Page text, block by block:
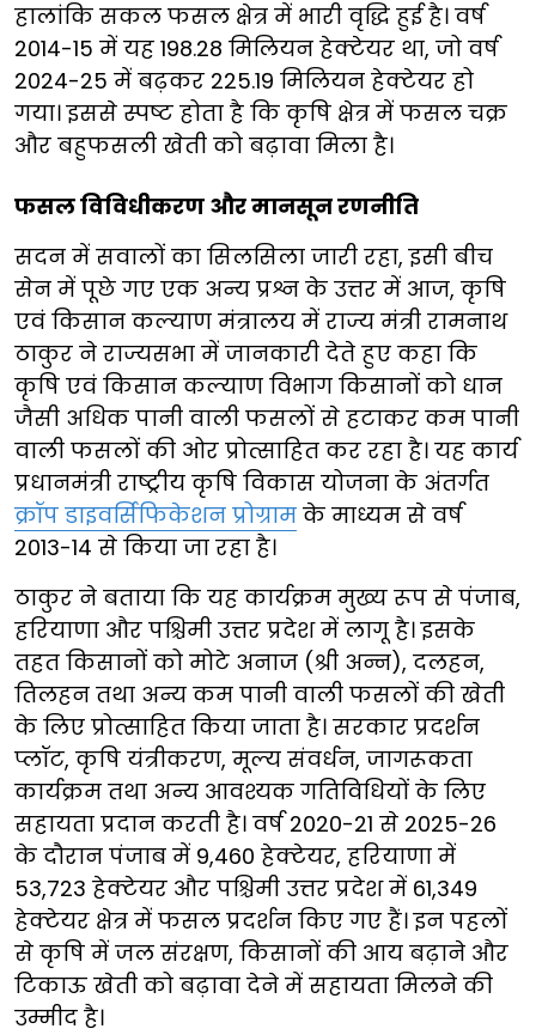
हालांकि सकल फसल क्षेत्र में भारी वृद्धि हुई है। वर्ष
2014-15 में यह 198.28 मिलियन हेक्टेयर था, जो वर्ष
2024-25 में बढ़कर 225.19 मिलियन हेक्टेयर हो
गया। इससे स्पष्ट होता है कि कृषि क्षेत्र में फसल चक्र
और बहुफसली खेती को बढ़ावा मिला है।
फसल विविधीकरण और मानसून रणनीति
सदन में सवालों का सिलसिला जारी रहा, इसी बीच
सेन में पूछे गए एक अन्य प्रश्न के उत्तर में आज, कृषि
एवं किसान कल्याण मंत्रालय में राज्य मंत्री रामनाथ
ठाकुर ने राज्यसभा में जानकारी देते हुए कहा कि
कृषि एवं किसान कल्याण विभाग किसानों को धान
जैसी अधिक पानी वाली फसलों से हटाकर कम पानी
वाली फसलों की ओर प्रोत्साहित कर रहा है। यह कार्य
प्रधानमंत्री राष्ट्रीय कृषि विकास योजना के अंतर्गत
क्रॉप डाइवर्सिफिकेशन प्रोग्राम के माध्यम से वर्ष
2013-14 से किया जा रहा है।
ठाकुर ने बताया कि यह कार्यक्रम मुख्य रूप से पंजाब,
हरियाणा और पश्चिमी उत्तर प्रदेश में लागू है। इसके
तहत किसानों को मोटे अनाज (श्री अन्न), दलहन,
तिलहन तथा अन्य कम पानी वाली फसलों की खेती
के लिए प्रोत्साहित किया जाता है। सरकार प्रदर्शन
प्लॉट, कृषि यंत्रीकरण, मूल्य संवर्धन, जागरूकता
कार्यक्रम तथा अन्य आवश्यक गतिविधियों के लिए
सहायता प्रदान करती है। वर्ष 2020-21 से 2025-26
के दौरान पंजाब में 9,460 हेक्टेयर, हरियाणा में
53,723 हेक्टेयर और पश्चिमी उत्तर प्रदेश में 61,349
हेक्टेयर क्षेत्र में फसल प्रदर्शन किए गए हैं। इन पहलों
से कृषि में जल संरक्षण, किसानों की आय बढ़ाने और
टिकाऊ खेती को बढ़ावा देने में सहायता मिलने की
उम्मीद है।